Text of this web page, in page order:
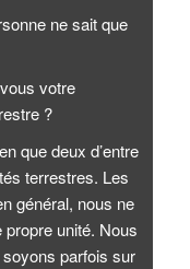
ne sait que
votre
?
que deux d’entre
terrestres. Les
général, nous ne
unité. Nous
parfois sur